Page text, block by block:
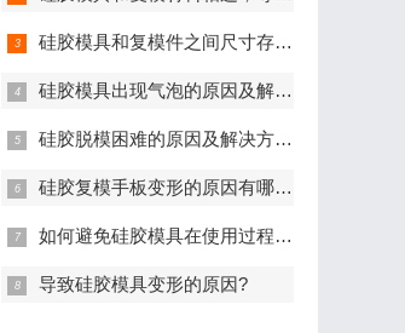
硅胶模具和复模件之间尺寸存在偏差，导致生产出的零件精度不高的原因及解决方法？
硅胶模具出现气泡的原因及解决方法？
硅胶脱模困难的原因及解决方法？
硅胶复模手板变形的原因有哪些?
如何避免硅胶模具在使用过程中变形？
导致硅胶模具变形的原因?